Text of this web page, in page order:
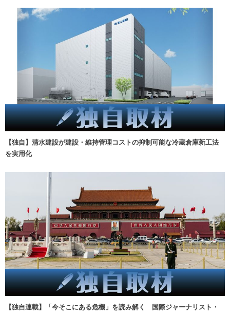
【独自】清水建設が建設・維持管理コストの抑制可能な冷蔵倉庫新工法
を実用化
【独自連載】「今そこにある危機」を読み解く 国際ジャーナリスト・